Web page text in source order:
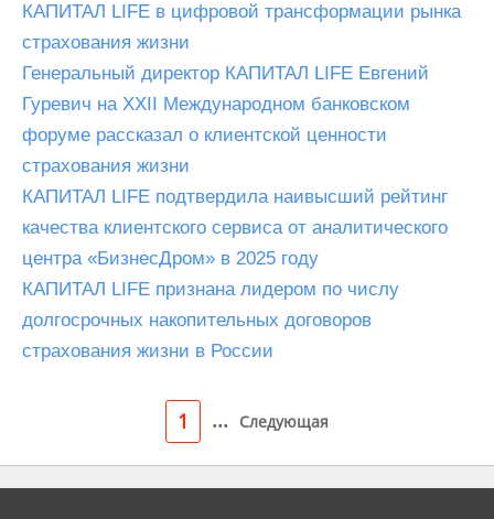
КАПИТАЛ LIFE в цифровой трансформации рынка
страхования жизни
Генеральный директор КАПИТАЛ LIFE Евгений
Гуревич на XXII Международном банковском
форуме рассказал о клиентской ценности
страхования жизни
КАПИТАЛ LIFE подтвердила наивысший рейтинг
качества клиентского сервиса от аналитического
центра «БизнесДром» в 2025 году
КАПИТАЛ LIFE признана лидером по числу
долгосрочных накопительных договоров
страхования жизни в России
1 ... Следующая